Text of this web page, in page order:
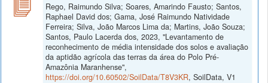
Rego, Raimundo Silva; Soares, Amarindo Fausto; Santos,
Raphael David dos; Gama, José Raimundo Natividade
Ferreira; Silva, João Marcos Lima da; Martins, João Souza;
Santos, Paulo Lacerda dos, 2023, "Levantamento de
reconhecimento de média intensidade dos solos e avaliação
da aptidão agrícola das terras da área do Polo Pré-
Amazônia Maranhense",
https://doi.org/10.60502/SoilData/T8V3KR, SoilData, V1